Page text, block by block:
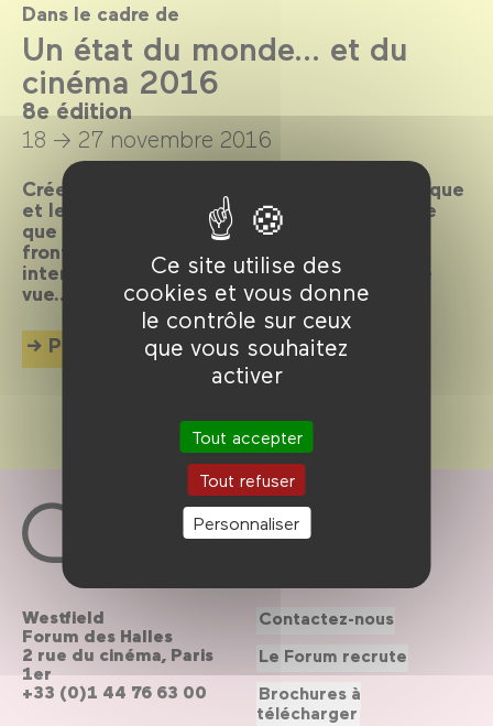
Ce site utilise des
cookies et vous donne
le contrôle sur ceux
que vous souhaitez
activer
Tout accepter
Tout refuser
Personnaliser
Dans le cadre de
Un état du monde… et du
cinéma 2016
8e édition
18 → 27 novembre 2016
Créer un dialogue entre le monde géopolitique
et le cinéma, découvrir grâce aux images ce
que vivent les hommes au-delà de nos
frontières, appréhender les enjeux
internationaux en confrontant les points de
vue…
Plus d'info
Westfield
Forum des Halles
2 rue du cinéma, Paris
1er
+33 (0)1 44 76 63 00
Contactez-nous
Le Forum recrute
Brochures à
télécharger